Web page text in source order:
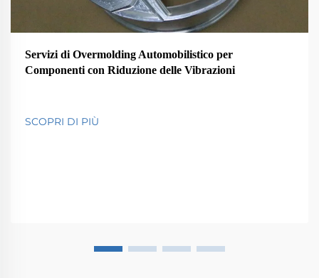
Servizi di Overmolding Automobilistico per
Componenti con Riduzione delle Vibrazioni
SCOPRI DI PIÙ